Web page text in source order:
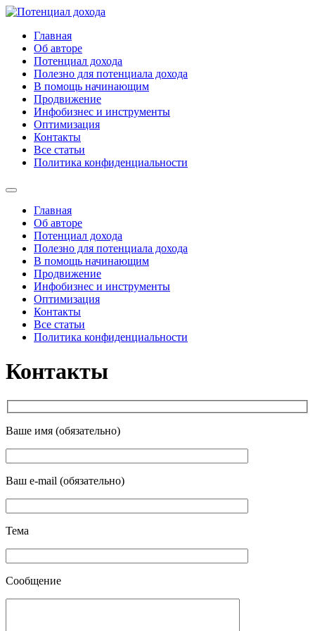
Перейти
содержимому
Главная
Об авторе
Потенциал дохода
Полезно для потенциала дохода
В помощь начинающим
Продвижение
Инфобизнес и инструменты
Оптимизация
Контакты
Все статьи
Политика конфиденциальности
Главная
Об авторе
Потенциал дохода
Полезно для потенциала дохода
В помощь начинающим
Продвижение
Инфобизнес и инструменты
Оптимизация
Контакты
Все статьи
Политика конфиденциальности
Контакты
Ваше имя (обязательно)
Ваш e-mail (обязательно)
Тема
Сообщение